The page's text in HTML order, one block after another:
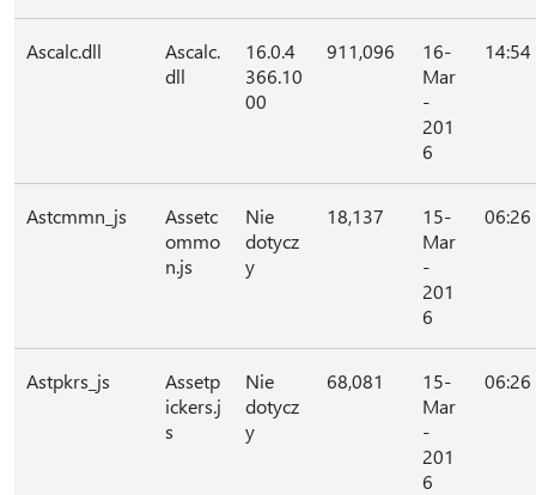
Ascalc.dll
Ascalc.
dll
16.0.4
366.10
00
911,096
16-
Mar
-
201
6
14:54
Astcmmn_js
Assetc
ommo
n.js
Nie
dotycz
y
18,137
15-
Mar
-
201
6
06:26
Astpkrs_js
Assetp
ickers.j
s
Nie
dotycz
y
68,081
15-
Mar
-
201
6
06:26